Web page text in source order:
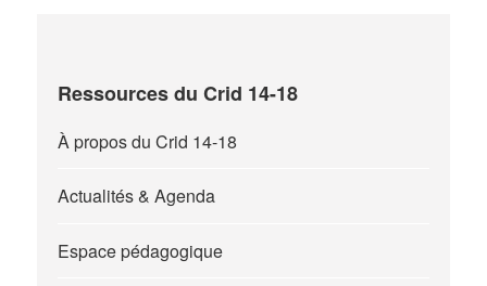
Ressources du Crid 14-18
À propos du Crid 14-18
Actualités & Agenda
Espace pédagogique